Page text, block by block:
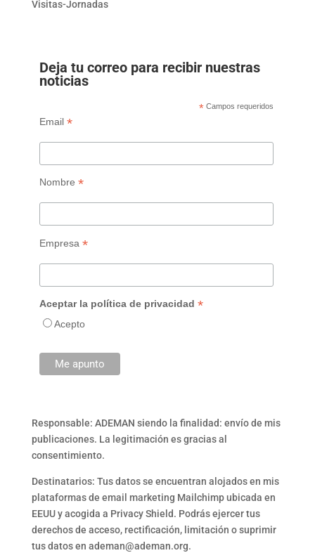
Visitas-Jornadas
Deja tu correo para recibir nuestras
noticias
* Campos requeridos
Email *
Nombre *
Empresa *
Aceptar la política de privacidad *
Acepto
Responsable: ADEMAN siendo la finalidad: envío de mis
publicaciones. La legitimación es gracias al
consentimiento.
Destinatarios: Tus datos se encuentran alojados en mis
plataformas de email marketing Mailchimp ubicada en
EEUU y acogida a Privacy Shield. Podrás ejercer tus
derechos de acceso, rectificación, limitación o suprimir
tus datos en ademan@ademan.org.